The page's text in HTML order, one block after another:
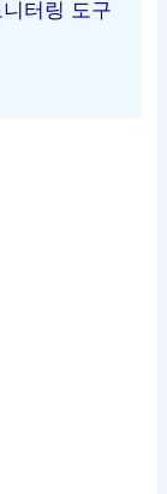
터링 도구